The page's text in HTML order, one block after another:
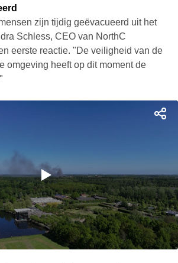
zijn tijdig geëvacueerd uit het
Schless, CEO van NorthC
eerste reactie. "De veiligheid van de
omgeving heeft op dit moment de